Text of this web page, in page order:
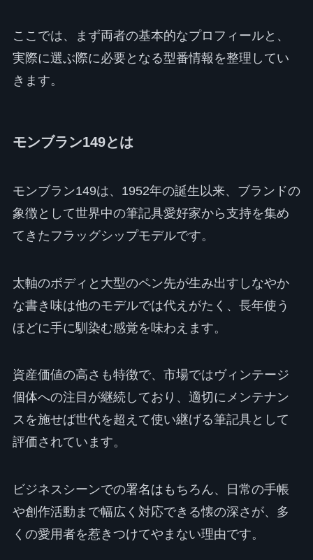
ここでは、まず両者の基本的なプロフィールと、
実際に選ぶ際に必要となる型番情報を整理してい
きます。
モンブラン149とは
モンブラン149は、1952年の誕生以来、ブランドの
象徴として世界中の筆記具愛好家から支持を集め
てきたフラッグシップモデルです。
太軸のボディと大型のペン先が生み出すしなやか
な書き味は他のモデルでは代えがたく、長年使う
ほどに手に馴染む感覚を味わえます。
資産価値の高さも特徴で、市場ではヴィンテージ
個体への注目が継続しており、適切にメンテナン
スを施せば世代を超えて使い継げる筆記具として
評価されています。
ビジネスシーンでの署名はもちろん、日常の手帳
や創作活動まで幅広く対応できる懐の深さが、多
くの愛用者を惹きつけてやまない理由です。